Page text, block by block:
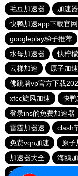
毛豆加速器
加速
快鸭加速app下载官网
googleplay梯子推荐
水母加速器
快柠
云梯加速
原子加
佛跳墙vp官方下载
xfcc旋风加速
快鸭
登录ins的免费加速器
雷霆加器速
clash
免费vqn加速
原子
加速器大全
海鸥
快鸭加速器app下载免